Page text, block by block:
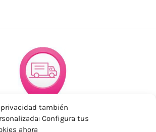
privacidad también
Configura tus
ahora
ENVÍOS ECONÓMICOS